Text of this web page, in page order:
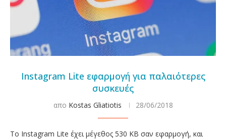
Instagram Lite εφαρμογή για παλαιότερες
συσκευές
απο Kostas Gliatiotis 28/06/2018
Το Instagram Lite έχει μέγεθος 530 ΚΒ σαν εφαρμογή, και